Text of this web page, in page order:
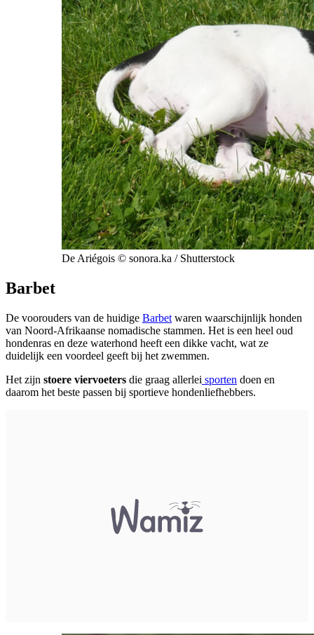
De Ariégois © sonora.ka / Shutterstock
Barbet
De voorouders van de huidige Barbet waren waarschijnlijk honden
van Noord-Afrikaanse nomadische stammen. Het is een heel oud
hondenras en deze waterhond heeft een dikke vacht, wat ze
duidelijk een voordeel geeft bij het zwemmen.
Het zijn stoere viervoeters die graag allerlei sporten doen en
daarom het beste passen bij sportieve hondenliefhebbers.